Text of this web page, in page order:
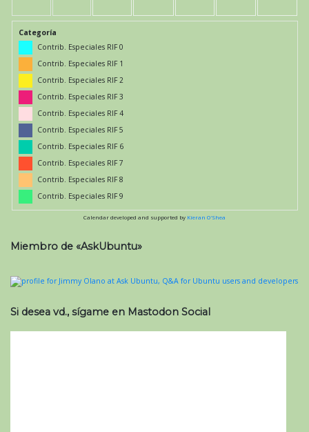
Categoría
Contrib. Especiales RIF 0
Contrib. Especiales RIF 1
Contrib. Especiales RIF 2
Contrib. Especiales RIF 3
Contrib. Especiales RIF 4
Contrib. Especiales RIF 5
Contrib. Especiales RIF 6
Contrib. Especiales RIF 7
Contrib. Especiales RIF 8
Contrib. Especiales RIF 9
Calendar developed and supported by Kieran O'Shea
Miembro de «AskUbuntu»
Si desea vd., sígame en Mastodon Social